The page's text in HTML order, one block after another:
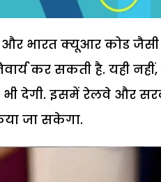
भारत क्यूआर कोड
कर सकती है. यही
देगी. इसमें रेलवे और
जा सकेगा.